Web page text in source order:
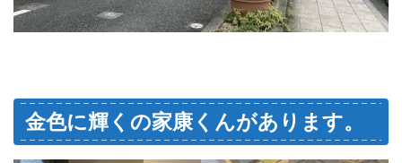
金色に輝くの家康くんがあります。